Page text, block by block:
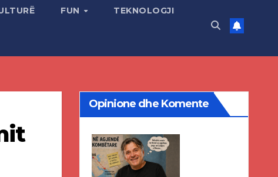
FUN TEKNOLOGJI
Opinione dhe Komente